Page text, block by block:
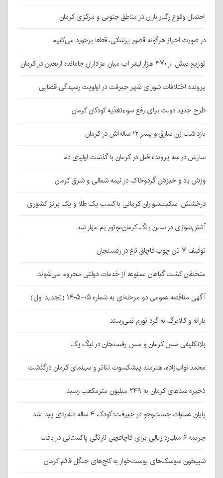
احتمال وقوع رگبار باران در مناطق جنوبی و مرکزی کرمان
در صورت احراز هرگونه قصور پزشکی، قطعا برخورد می‌کنیم
توزیع بیش از ۴۷۰ هزار لیتر آب میان عزاداران جامانده اربعین در کرمان
پرونده اختلافات شورای شهر جیرفت در اولویت رسیدگی قضایی
طرح جدید دولت برای رفع سوءتغذیه کودکان کرمان
بازداشت زن سارق و پسر ۱۲ ساله‌اش در کرمان
سازش در سه پرونده قتل در کرمان با گذشت اولیای دم
وزش باد و خیزش گردوخاک در نیمه شمالی و شرق کرمان
درخشش اسکیت‌سواران کرمانی با کسب یک طلا و یک برنز کشوری
آتش‌سوزی در سالن رنگ کرمان‌موتور بم مهار شد
توقیف ۷ تن چوب قاچاق تاغ در رفسنجان
متخلفان کشت گیاهان ممنوعه از خدمات دولتی محروم می‌شوند
آگهی مناقصه عمومی دو مرحله‌ای به شماره ۰۵-۱۴۰۵ (تجدید اول)
یارانه و کالابرگ به گرد تورم نمی‌رسند
بلاتکلیفی مس کرمان و مس رفسنجان در لیگ یک
محمد نواب‌زاده، هنرمند پیشکسوت تئاتر و سینمای کرمان درگذشت
ذخیره سدهای کرمان به ۲۴۹ میلیون مترمکعب رسید
پایان عملیات جست‌وجو در جیرفت؛ کودک ۴ ساله دلفاردی پیدا شد
جریمه ۶ میلیارد ریالی برای قاچاقچی نارنگی پاکستانی در بافت
شبیخون سوسک‌های پوست‌خوار به کاج‌های جنگل قائم کرمان